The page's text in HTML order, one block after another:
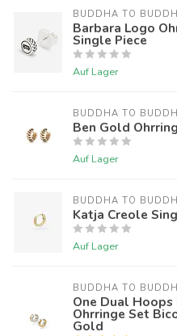
BUDDHA TO
Barbara Logo
Single Piece
Auf Lager
BUDDHA TO
Ben Gold
Auf Lager
BUDDHA TO
Katja Creole
Auf Lager
BUDDHA TO
One Dual Hoops
Ohrringe Set
Gold